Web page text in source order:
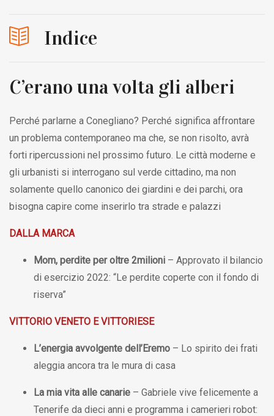
Indice
C’erano una volta gli alberi
Perché parlarne a Conegliano? Perché significa affrontare
un problema contemporaneo ma che, se non risolto, avrà
forti ripercussioni nel prossimo futuro. Le città moderne e
gli urbanisti si interrogano sul verde cittadino, ma non
solamente quello canonico dei giardini e dei parchi, ora
bisogna capire come inserirlo tra strade e palazzi
DALLA MARCA
Mom, perdite per oltre 2milioni – Approvato il bilancio
di esercizio 2022: “Le perdite coperte con il fondo di
riserva”
VITTORIO VENETO E VITTORIESE
L’energia avvolgente dell’Eremo – Lo spirito dei frati
aleggia ancora tra le mura di casa
La mia vita alle canarie – Gabriele vive felicemente a
Tenerife da dieci anni e programma i camerieri robot: